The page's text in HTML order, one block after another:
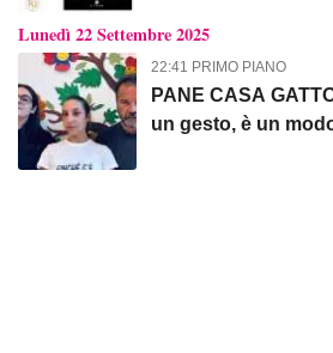
Lunedì 22 Settembre 2025
22:41 PRIMO PIANO
PANE CASA
un gesto, è un